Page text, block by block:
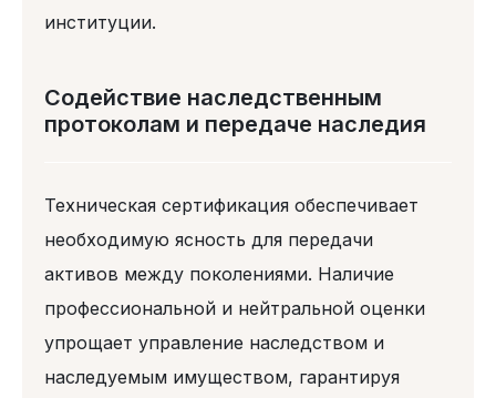
институции.
Содействие наследственным
протоколам и передаче наследия
Техническая сертификация обеспечивает
необходимую ясность для передачи
активов между поколениями. Наличие
профессиональной и нейтральной оценки
упрощает управление наследством и
наследуемым имуществом, гарантируя